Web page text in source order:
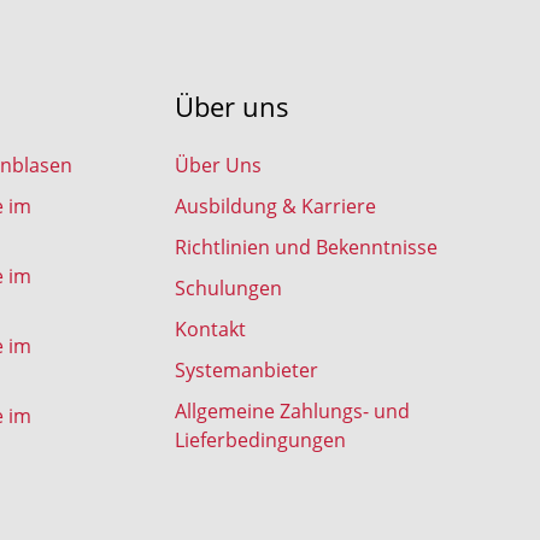
im
im
im
im
Über uns
Über Uns
Ausbildung & Karriere
Richtlinien und Bekenntnisse
Schulungen
Kontakt
Systemanbieter
Allgemeine Zahlungs- und
Lieferbedingungen